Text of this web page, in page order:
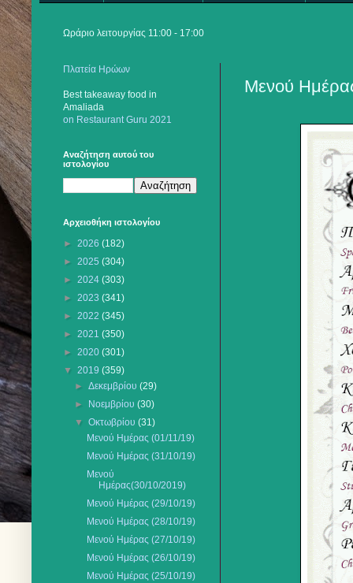
Ωράριο λειτουργίας 11:00 - 17:00
Μενού
Πλατεία Ηρώων
Best takeaway food in
Amaliada
on Restaurant Guru 2021
Αναζήτηση αυτού του
ιστολογίου
Αρχειοθήκη ιστολογίου
► 2026 (182)
► 2025 (304)
► 2024 (303)
► 2023 (341)
► 2022 (345)
► 2021 (350)
► 2020 (301)
▼ 2019 (359)
►Δεκεμβρίου(29)
►
Νοεμβρίου(30)
▼Οκτωβρίου(31)
Μενού Ημέρας (01/11/19)
Μενού Ημέρας (31/10/19)
Μενού
Ημέρας(30/10/2019)
Μενού Ημέρας (29/10/19)
Μενού Ημέρας (28/10/19)
Μενού Ημέρας (27/10/19)
Μενού Ημέρας (26/10/19)
Μενού Ημέρας (25/10/19)